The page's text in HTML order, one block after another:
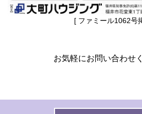
[ ファミール1062号
お気軽にお問い合わせ